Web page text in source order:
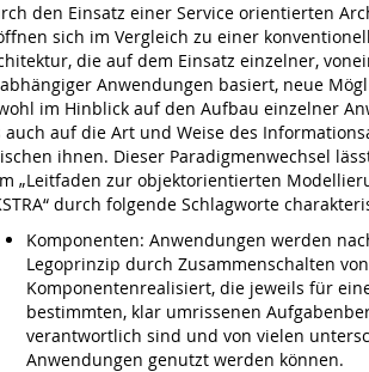
den Einsatz einer Service orientierten
sich im Vergleich zu einer
die auf dem Einsatz einzelner,
Anwendungen basiert, neue
im Hinblick auf den Aufbau einzelner
auch auf die Art und Weise des
ihnen. Dieser Paradigmenwechsel
„Leitfaden zur objektorientierten
durch folgende Schlagworte
Komponenten: Anwendungen werden
Legoprinzip durch Zusammenschalten von
Komponentenrealisiert, die jeweils für
bestimmten, klar umrissenen
verantwortlich sind und von vielen
Anwendungen genutzt werden können.